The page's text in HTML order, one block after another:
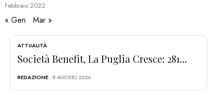
Febbraio 2022
« Gen Mar »
ATTUALITÀ
Società Benefit, La Puglia Cresce: 281...
REDAZIONE- 8 AGOSTO 2026